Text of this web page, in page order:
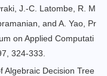
J.-C. Latombe, R. M
and A. Yao, Pr
on Applied Computati
324-333.
Algebraic Decision Tree